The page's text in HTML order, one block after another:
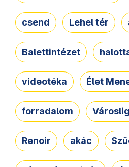
csend Lehel tér
Balettintézet
videotéka Élet
forradalom
Renoir akác